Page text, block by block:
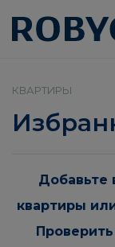
КВАРТИРЫ
Добавьте
квартиры
Проверить